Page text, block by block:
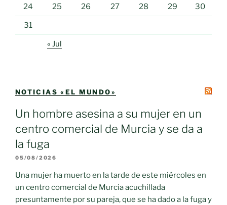
24 25 26 27 28 29 30
31
« Jul
NOTICIAS «EL MUNDO»
Un hombre asesina a su mujer en un
centro comercial de Murcia y se da a
la fuga
05/08/2026
Una mujer ha muerto en la tarde de este miércoles en
un centro comercial de Murcia acuchillada
presuntamente por su pareja, que se ha dado a la fuga y